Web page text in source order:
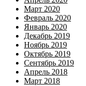
Март 2020
Февраль 2020
Январь 2020
Декабрь 2019
Ноябрь 2019
Октябрь 2019
Сентябрь 2019
Апрель 2018
Март 2018